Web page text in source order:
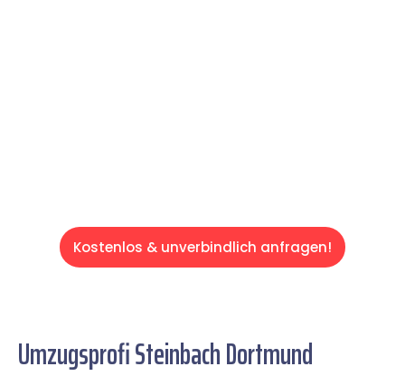
Kostenlos & unverbindlich anfragen!
Umzugsprofi Steinbach Dortmund